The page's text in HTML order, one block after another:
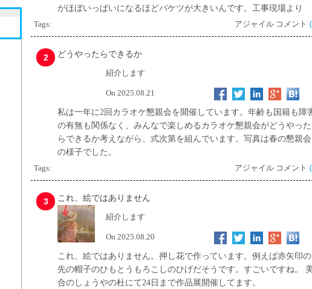
がほぼいっぱいになるほどバケツが大きいんです。工事現場より
Tags:
アジャイル コメント (
2 どうやったらできるか
紹介します
On 2025.08.21
私は一年に2回カラオケ懇親会を開催しています。年齢も国籍も障
の有無も関係なく、みんなで楽しめるカラオケ懇親会がどうやった
らできるか考えながら、式次第を組んでいます。写真は春の懇親会
の様子でした。
Tags:
アジャイル コメント (
3 これ、絵ではありません
紹介します
On 2025.08.20
これ、絵ではありません。押し花で作っています。例えば赤矢印の
先の帽子のひもとうもろこしのひげだそうです。すごいですね。
合のしょうやの杜にて24日まで作品展開催してます。